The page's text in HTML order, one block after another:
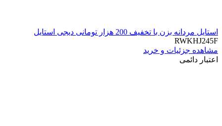
استایل مردانه بزن با تخفیف 200 هزار تومانی دیجی استایل
RWKHJ245F
مشاهده جزئیات و خرید
اعتبار دائمی